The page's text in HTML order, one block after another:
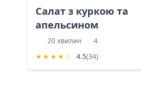
Салат з куркою та
апельсином
20 хвилин
4
★ ★ ★ ★ ☆ 4.5(34)